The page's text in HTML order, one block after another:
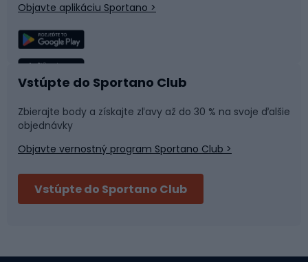
Rybolov
Športová medicína
Bushcraft
Bikepacking
Plávanie
Tímové športy
Fitness a posilňovňa
Cyklistické prilby
Objavte aplikáciu Sportano >
Vstúpte do Sportano Club
Zbierajte body a získajte zľavy až do 30 % na svoje ďalšie
objednávky
Objavte vernostný program Sportano Club >
Vstúpte do Sportano Club